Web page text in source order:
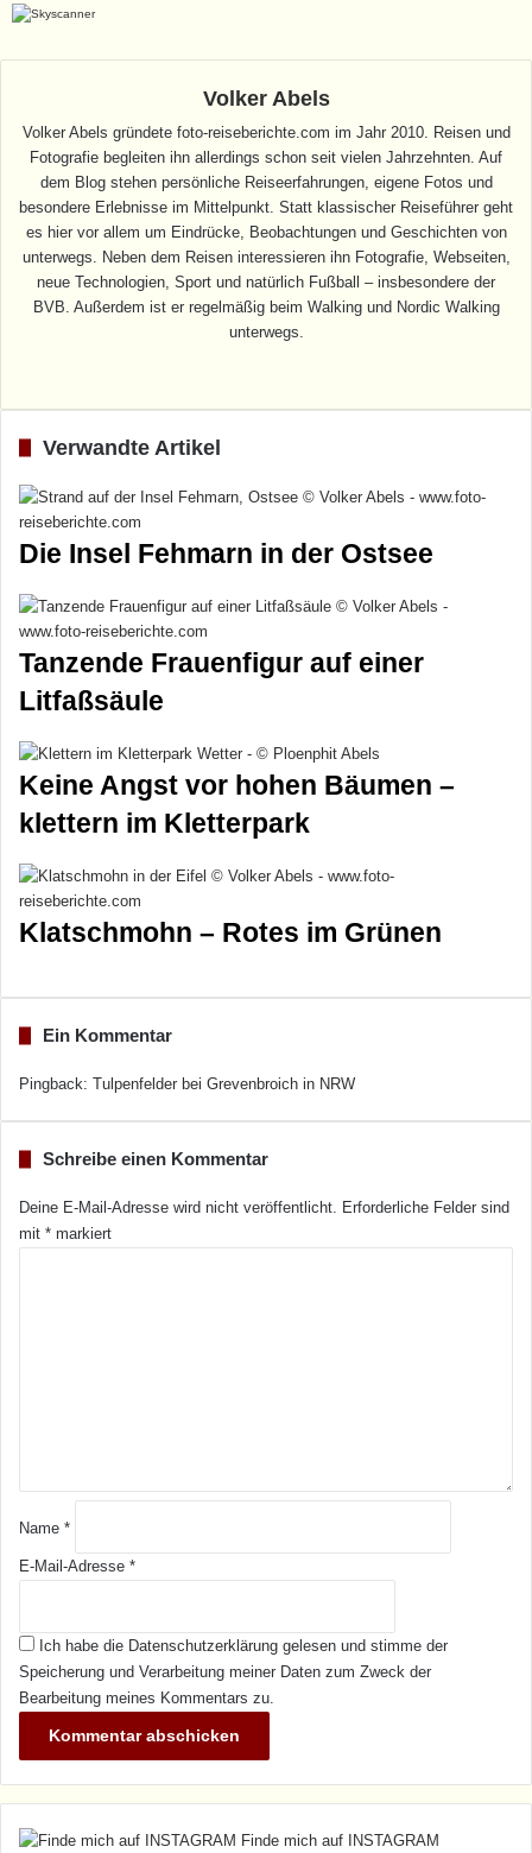
Volker Abels
Volker Abels gründete foto-reiseberichte.com im Jahr 2010. Reisen und
Fotografie begleiten ihn allerdings schon seit vielen Jahrzehnten. Auf
dem Blog stehen persönliche Reiseerfahrungen, eigene Fotos und
besondere Erlebnisse im Mittelpunkt. Statt klassischer Reiseführer geht
es hier vor allem um Eindrücke, Beobachtungen und Geschichten von
unterwegs. Neben dem Reisen interessieren ihn Fotografie, Webseiten,
neue Technologien, Sport und natürlich Fußball – insbesondere der
BVB. Außerdem ist er regelmäßig beim Walking und Nordic Walking
unterwegs.
Verwandte Artikel
Die Insel Fehmarn in der Ostsee
Tanzende Frauenfigur auf einer
Litfaßsäule
Keine Angst vor hohen Bäumen –
klettern im Kletterpark
Klatschmohn – Rotes im Grünen
Ein Kommentar
Pingback: Tulpenfelder bei Grevenbroich in NRW
Schreibe einen Kommentar
Deine E-Mail-Adresse wird nicht veröffentlicht. Erforderliche Felder sind
mit * markiert
*
Name *
E-Mail-Adresse *
Ich habe die Datenschutzerklärung gelesen und stimme der
Speicherung und Verarbeitung meiner Daten zum Zweck der
Bearbeitung meines Kommentars zu.
Finde mich auf INSTAGRAM